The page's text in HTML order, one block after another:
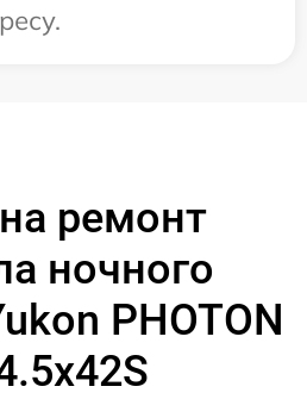
ремонт
ночного
PHOTON